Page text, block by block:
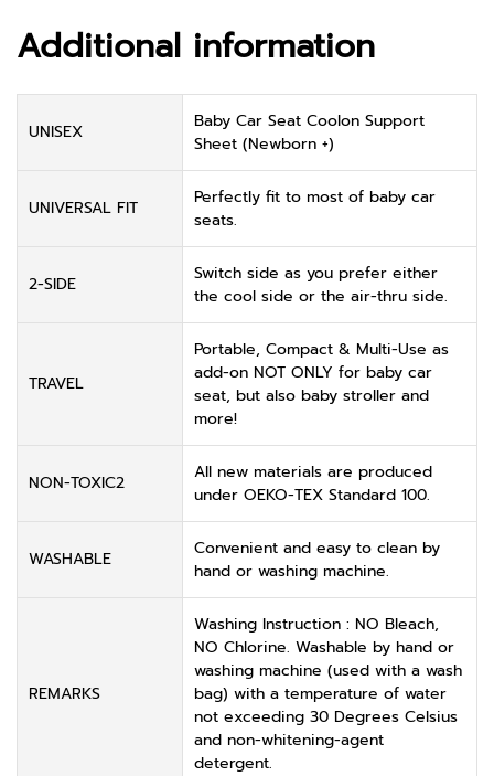
Additional information
UNISEX
Baby Car Seat Coolon Support
Sheet (Newborn +)
UNIVERSAL FIT
Perfectly fit to most of baby car
seats.
2-SIDE
Switch side as you prefer either
the cool side or the air-thru side.
TRAVEL
Portable, Compact & Multi-Use as
add-on NOT ONLY for baby car
seat, but also baby stroller and
more!
NON-TOXIC2
All new materials are produced
under OEKO-TEX Standard 100.
WASHABLE
Convenient and easy to clean by
hand or washing machine.
REMARKS
Washing Instruction : NO Bleach,
NO Chlorine. Washable by hand or
washing machine (used with a wash
bag) with a temperature of water
not exceeding 30 Degrees Celsius
and non-whitening-agent
detergent.